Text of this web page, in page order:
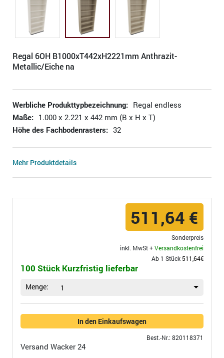
Regal 6OH B1000xT442xH2221mm Anthrazit-
Metallic/Eiche na
Werbliche Produkttypbezeichnung: Regal endless
Maße: 1.000 x 2.221 x 442 mm (B x H x T)
Höhe des Fachbodenrasters: 32
Mehr Produktdetails
511,64 €
Sonderpreis
inkl. MwSt +Versandkostenfrei
Ab 1 Stück 511,64€
100 Stück Kurzfristig lieferbar
Menge: 1
In den Einkaufswagen
Best.-Nr.: 820118371
Versand Wacker 24